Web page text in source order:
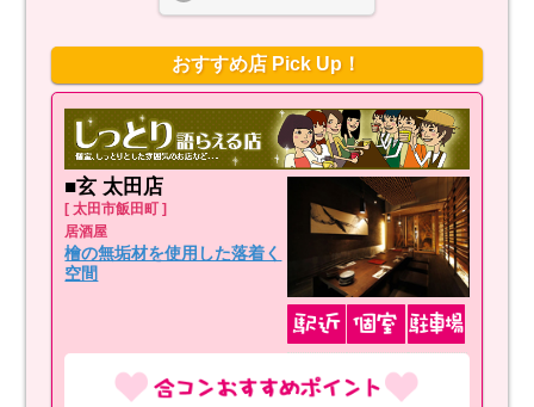
おすすめ店 Pick Up！
■玄 太田店
[ 太田市飯田町 ]
居酒屋
檜の無垢材を使用した落着く
空間